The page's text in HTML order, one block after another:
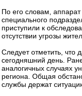
По его словам,
специального
приступили к
отсутствии угрозы
Следует отметить, что
сегодняшний день.
аналогичных случаях
региона. Общая
службы держат